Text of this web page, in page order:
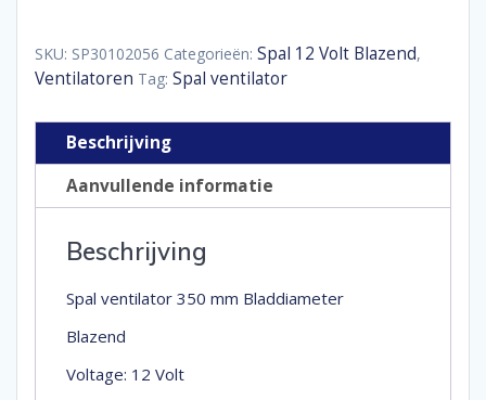
aantal
SKU: SP30102056 Categorieën: Spal 12 Volt Blazend,
Ventilatoren Tag: Spal ventilator
Beschrijving
Aanvullende informatie
Beschrijving
Spal ventilator 350 mm Bladdiameter
Blazend
Voltage: 12 Volt